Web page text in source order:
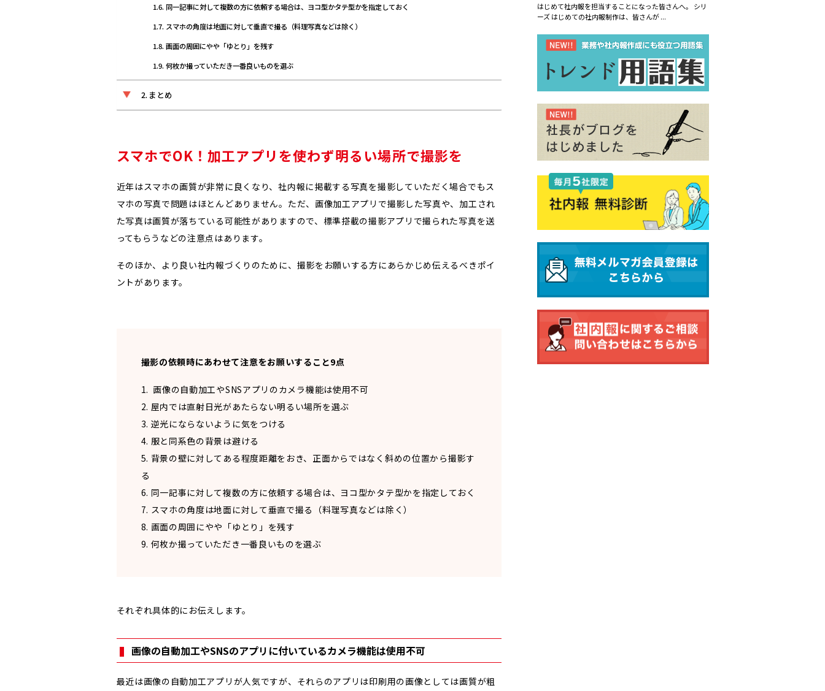
同一記事に対して複数の方に依頼する場合は、ヨコ型かタテ型かを指定しておく
スマホの角度は地面に対して垂直で撮る（料理写真などは除く）
画面の周囲にやや「ゆとり」を残す
何枚か撮っていただき一番良いものを選ぶ
まとめ
スマホでOK！加工アプリを使わず明るい場所で撮影を
近年はスマホの画質が非常に良くなり、社内報に掲載する写真を撮影していただく場合でもス
マホの写真で問題はほとんどありません。ただ、画像加工アプリで撮影した写真や、加工され
た写真は画質が落ちている可能性がありますので、標準搭載の撮影アプリで撮られた写真を送
ってもらうなどの注意点はあります。
そのほか、より良い社内報づくりのために、撮影をお願いする方にあらかじめ伝えるべきポイ
ントがあります。
撮影の依頼時にあわせて注意をお願いすること9点
1. 画像の自動加工やSNSアプリのカメラ機能は使用不可
2. 屋内では直射日光があたらない明るい場所を選ぶ
3. 逆光にならないように気をつける
4. 服と同系色の背景は避ける
5. 背景の壁に対してある程度距離をおき、正面からではなく斜めの位置から撮影す
る
6. 同一記事に対して複数の方に依頼する場合は、ヨコ型かタテ型かを指定しておく
7. スマホの角度は地面に対して垂直で撮る（料理写真などは除く）
8. 画面の周囲にやや「ゆとり」を残す
9. 何枚か撮っていただき一番良いものを選ぶ
それぞれ具体的にお伝えします。
画像の自動加工やSNSのアプリに付いているカメラ機能は使用不可
最近は画像の自動加工アプリが人気ですが、それらのアプリは印刷用の画像としては画質が粗
はじめて社内報を担当することになった皆さんへ。 シリ
ーズ はじめての社内報制作は、皆さんが ...